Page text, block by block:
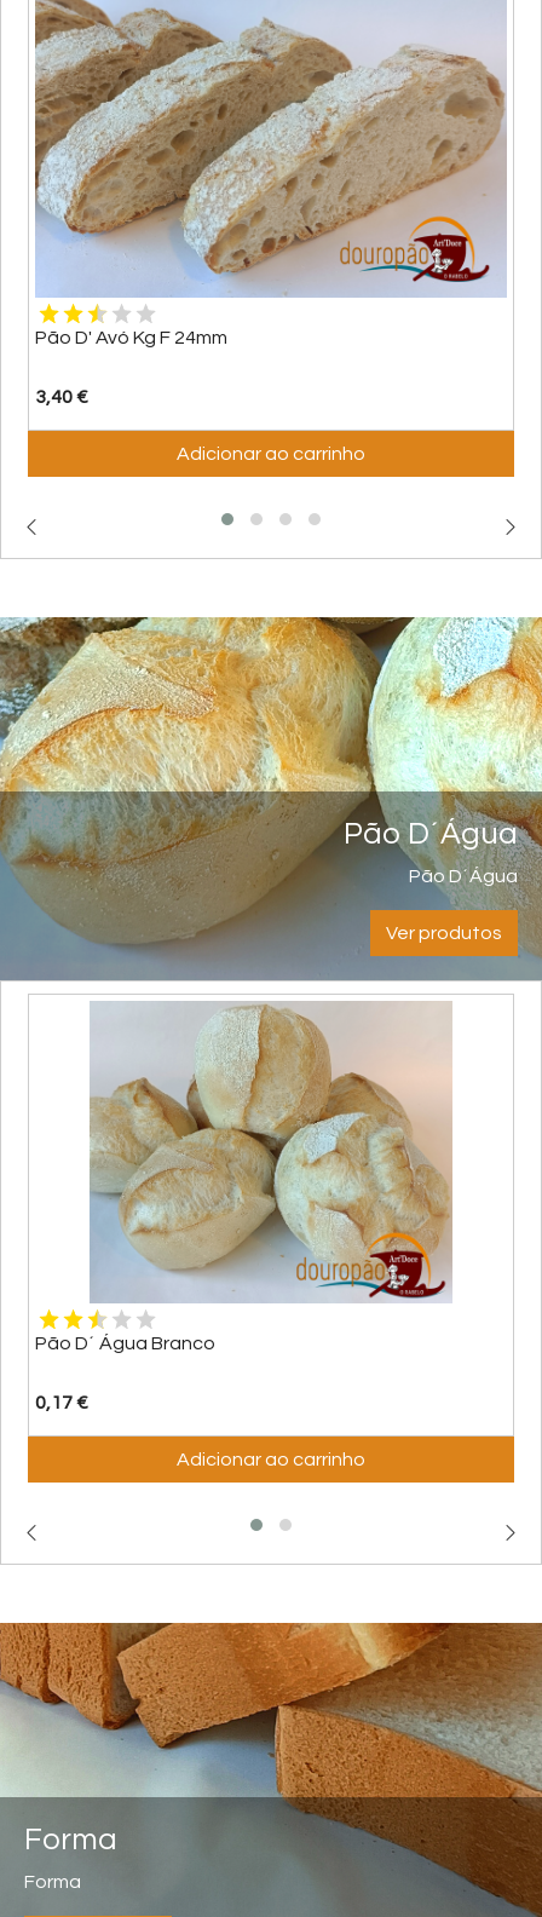
Pão D' Avó Kg F 24mm
3,40 €
Adicionar ao carrinho
Pão D´Água
Pão D´Água
Ver produtos
Pão D´ Água Branco
0,17 €
Adicionar ao carrinho
Forma
Forma